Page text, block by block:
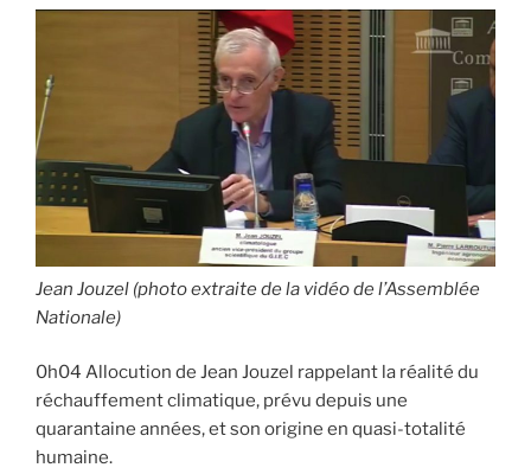
Jean Jouzel (photo extraite de la vidéo de l’Assemblée
Nationale)
0h04 Allocution de Jean Jouzel rappelant la réalité du
réchauffement climatique, prévu depuis une
quarantaine années, et son origine en quasi-totalité
humaine.